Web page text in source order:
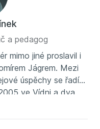
asociace (EPA) a
evropských
výzkumu ve
Česká hlava.
a pedagog
mimo jiné proslavil i
Jágrem. Mezi
úspěchy se řadí
ve Vídni a dva
Jako trenér dále
českého národního